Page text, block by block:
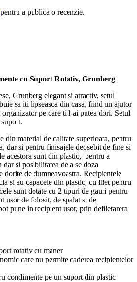
pentru a publica o recenzie.
cu Suport Rotativ, Grunberg
Grunberg elegant si atractiv, setul
sa iti lipseasca din casa, fiind un ajutor
pe care ti l-ai putea dori. Setul
din material de calitate superioara, pentru
dar si pentru finisajele deosebit de fine si
acestora sunt din plastic, pentru a
dar si posibilitatea de a se doza
dorite de dumneavoastra. Recipientele
si au capacele din plastic, cu filet pentru
sunt dotate cu 2 tipuri de gauri pentru
usor de folosit, de spalat si de
pune in recipient usor, prin defiletarera
rotativ cu maner
care nu permite caderea recipientelor
condimente pe un suport din plastic